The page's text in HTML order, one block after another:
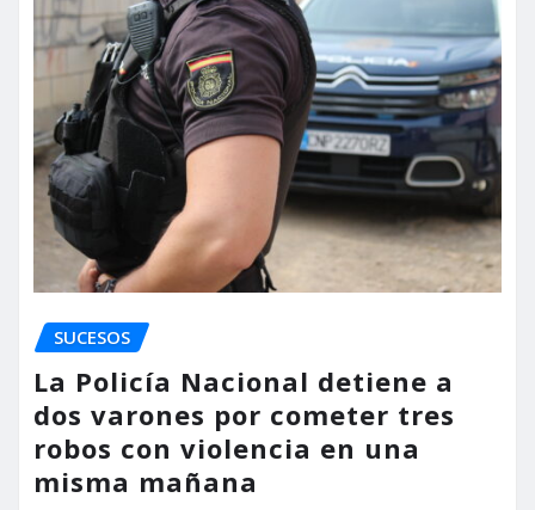
SUCESOS
La Policía Nacional detiene a
dos varones por cometer tres
robos con violencia en una
misma mañana